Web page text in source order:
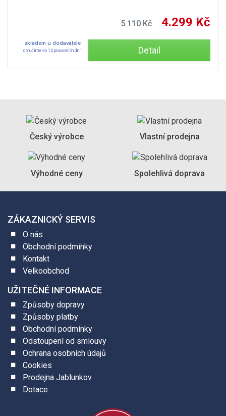
5.110 Kč 4.299 Kč
skladem u dodavatele
doručíme do 14 pracovních dní Detail
Český výrobce Vlastní prodejna
Výhodné ceny Spolehlivá doprava
ZÁKAZNICKÝ SERVIS
O nás
Obchodní podmínky
Kontakt
Velkoobchod
UŽITEČNÉ INFORMACE
Způsoby dopravy
Způsoby platby
Obchodní podmínky
Odstoupení od smlouvy
Ochrana osobních údajů
Cookies
Prodejna Jablunkov
Dotace